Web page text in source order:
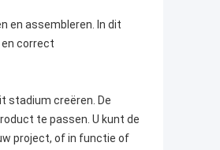
en assembleren. In dit
correct
stadium creëren. De
te passen. U kunt de
project, of in functie of